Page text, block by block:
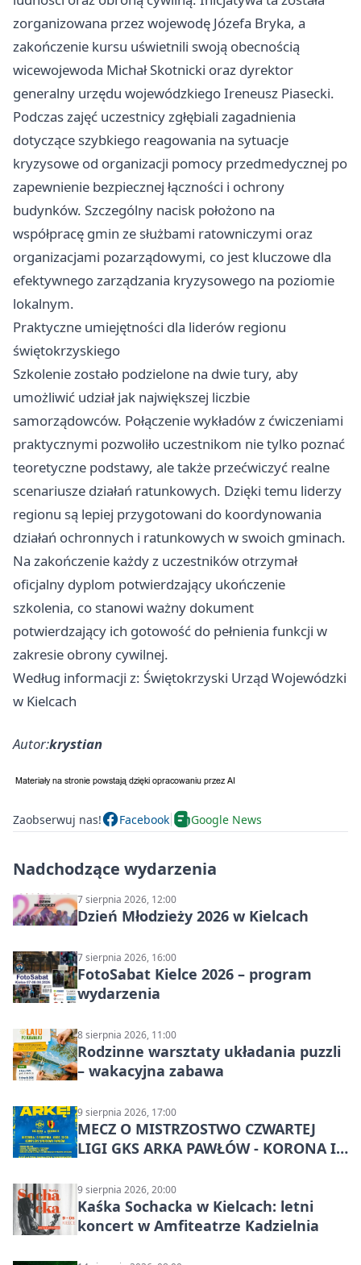
zorganizowana przez wojewodę Józefa Bryka, a
zakończenie kursu uświetnili swoją obecnością
wicewojewoda Michał Skotnicki oraz dyrektor
generalny urzędu wojewódzkiego Ireneusz Piasecki.
Podczas zajęć uczestnicy zgłębiali zagadnienia
dotyczące szybkiego reagowania na sytuacje
kryzysowe od organizacji pomocy przedmedycznej po
zapewnienie bezpiecznej łączności i ochrony
budynków. Szczególny nacisk położono na
współpracę gmin ze służbami ratowniczymi oraz
organizacjami pozarządowymi, co jest kluczowe dla
efektywnego zarządzania kryzysowego na poziomie
lokalnym.
Praktyczne umiejętności dla liderów regionu
świętokrzyskiego
Szkolenie zostało podzielone na dwie tury, aby
umożliwić udział jak największej liczbie
samorządowców. Połączenie wykładów z ćwiczeniami
praktycznymi pozwoliło uczestnikom nie tylko poznać
teoretyczne podstawy, ale także przećwiczyć realne
scenariusze działań ratunkowych. Dzięki temu liderzy
regionu są lepiej przygotowani do koordynowania
działań ochronnych i ratunkowych w swoich gminach.
Na zakończenie każdy z uczestników otrzymał
oficjalny dyplom potwierdzający ukończenie
szkolenia, co stanowi ważny dokument
potwierdzający ich gotowość do pełnienia funkcji w
zakresie obrony cywilnej.
Według informacji z: Świętokrzyski Urząd Wojewódzki
w Kielcach
Autor:krystian
Zaobserwuj nas! Facebook Google News
Nadchodzące wydarzenia
7 sierpnia 2026, 12:00
Dzień Młodzieży 2026 w Kielcach
7 sierpnia 2026, 16:00
FotoSabat Kielce 2026 – program
wydarzenia
8 sierpnia 2026, 11:00
Rodzinne warsztaty układania puzzli
– wakacyjna zabawa
9 sierpnia 2026, 17:00
MECZ O MISTRZOSTWO CZWARTEJ
LIGI GKS ARKA PAWŁÓW - KORONA III
9 sierpnia 2026, 20:00
Kaśka Sochacka w Kielcach: letni
koncert w Amfiteatrze Kadzielnia